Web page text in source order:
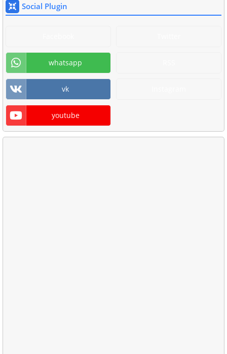
Social Plugin
whatsapp
vk
youtube